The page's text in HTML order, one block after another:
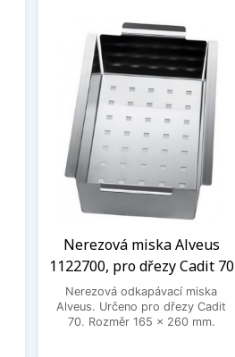
Nerezová miska Alveus
1122700, pro dřezy Cadit 70
Nerezová odkapávací miska
Alveus. Určeno pro dřezy Cadit
70. Rozměr 165 x 260 mm.